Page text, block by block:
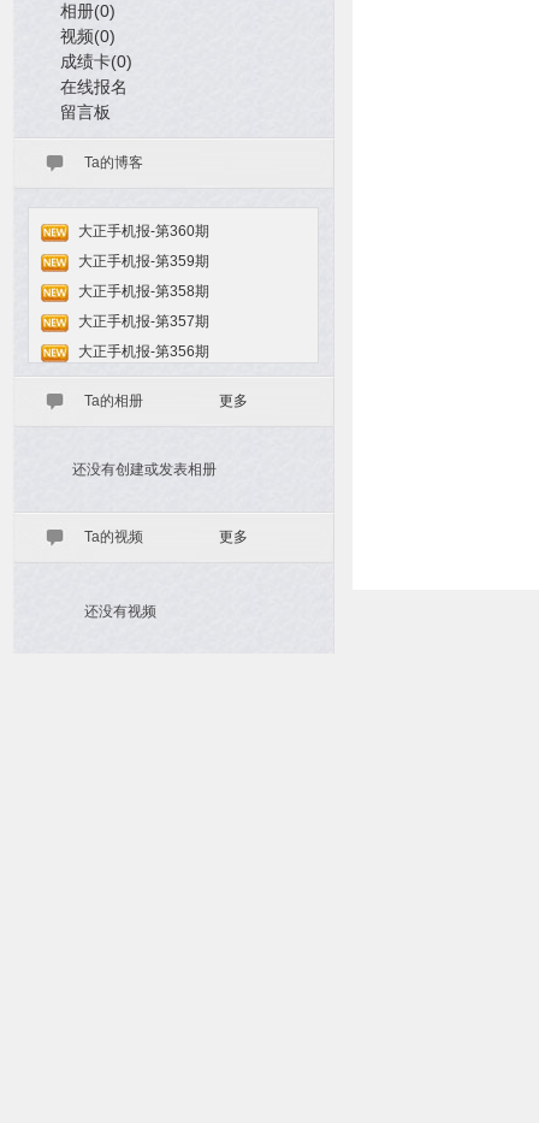
相册(0)
视频(0)
成绩卡(0)
在线报名
留言板
Ta的博客
大正手机报-第360期
大正手机报-第359期
大正手机报-第358期
大正手机报-第357期
大正手机报-第356期
Ta的相册 更多
还没有创建或发表相册
Ta的视频 更多
还没有视频